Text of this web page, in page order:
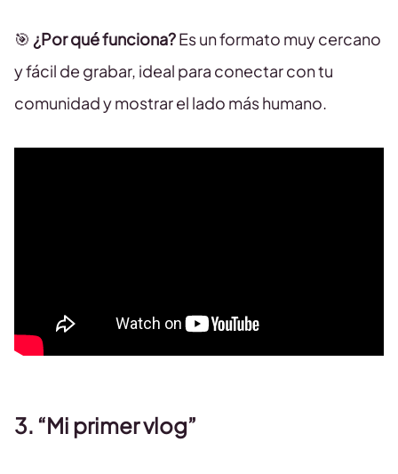
🎯 ¿Por qué funciona?Es un formato muy cercano
y fácil de grabar, ideal para conectar con tu
comunidad y mostrar el lado más humano.
3. “Mi primer vlog”